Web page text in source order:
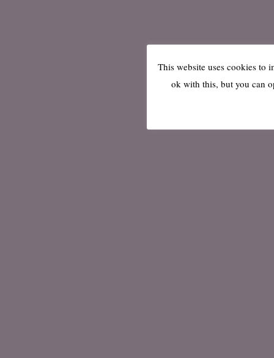
This website uses cookies to
ok with this, but you can